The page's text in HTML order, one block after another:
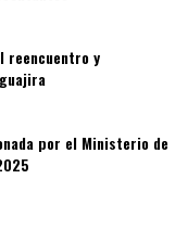
reencuentro y
por el Ministerio de